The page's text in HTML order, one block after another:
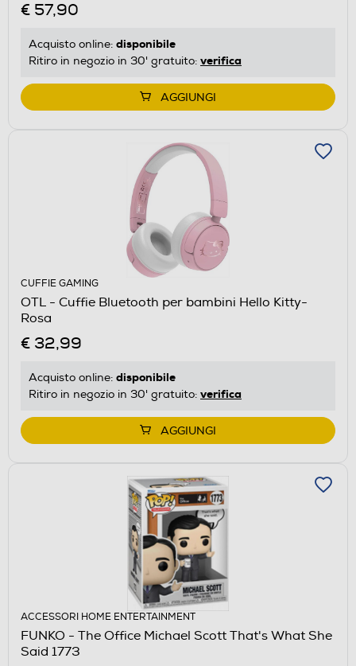
€ 57,90
Acquisto online: disponibile
Ritiro in negozio in 30' gratuito: verifica
AGGIUNGI
CUFFIE GAMING
OTL - Cuffie Bluetooth per bambini Hello Kitty-
Rosa
€ 32,99
Acquisto online: disponibile
Ritiro in negozio in 30' gratuito: verifica
AGGIUNGI
ACCESSORI HOME ENTERTAINMENT
FUNKO - The Office Michael Scott That's What She
Said 1773